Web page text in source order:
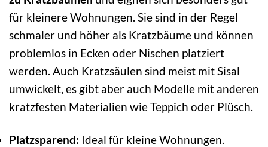
für kleinere Wohnungen. Sie sind in der Regel
schmaler und höher als Kratzbäume und können
problemlos in Ecken oder Nischen platziert
werden. Auch Kratzsäulen sind meist mit Sisal
umwickelt, es gibt aber auch Modelle mit anderen
kratzfesten Materialien wie Teppich oder Plüsch.
Platzsparend: Ideal für kleine Wohnungen.